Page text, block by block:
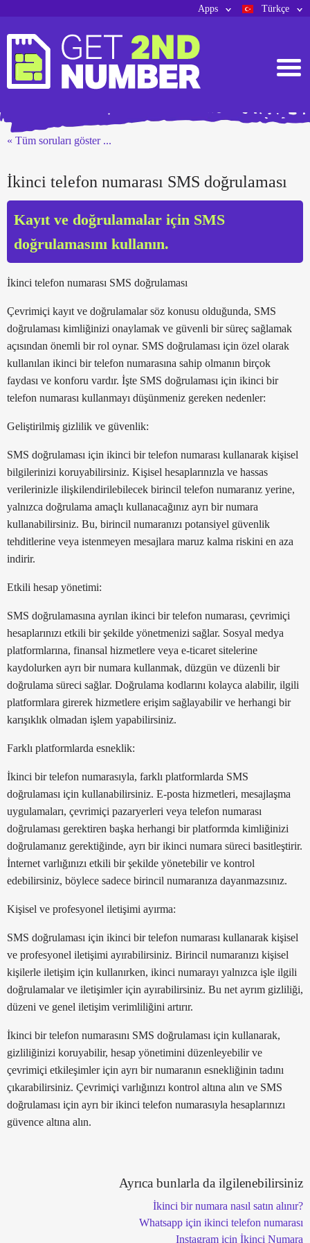
Türkçe
Apps
« Tüm soruları göster ...
İkinci telefon numarası SMS doğrulaması
Kayıt ve doğrulamalar için SMS
doğrulamasını kullanın.
İkinci telefon numarası SMS doğrulaması
Çevrimiçi kayıt ve doğrulamalar söz konusu olduğunda, SMS
doğrulaması kimliğinizi onaylamak ve güvenli bir süreç sağlamak
açısından önemli bir rol oynar. SMS doğrulaması için özel olarak
kullanılan ikinci bir telefon numarasına sahip olmanın birçok
faydası ve konforu vardır. İşte SMS doğrulaması için ikinci bir
telefon numarası kullanmayı düşünmeniz gereken nedenler:
Geliştirilmiş gizlilik ve güvenlik:
SMS doğrulaması için ikinci bir telefon numarası kullanarak kişisel
bilgilerinizi koruyabilirsiniz. Kişisel hesaplarınızla ve hassas
verilerinizle ilişkilendirilebilecek birincil telefon numaranız yerine,
yalnızca doğrulama amaçlı kullanacağınız ayrı bir numara
kullanabilirsiniz. Bu, birincil numaranızı potansiyel güvenlik
tehditlerine veya istenmeyen mesajlara maruz kalma riskini en aza
indirir.
Etkili hesap yönetimi:
SMS doğrulamasına ayrılan ikinci bir telefon numarası, çevrimiçi
hesaplarınızı etkili bir şekilde yönetmenizi sağlar. Sosyal medya
platformlarına, finansal hizmetlere veya e-ticaret sitelerine
kaydolurken ayrı bir numara kullanmak, düzgün ve düzenli bir
doğrulama süreci sağlar. Doğrulama kodlarını kolayca alabilir, ilgili
platformlara girerek hizmetlere erişim sağlayabilir ve herhangi bir
karışıklık olmadan işlem yapabilirsiniz.
Farklı platformlarda esneklik:
İkinci bir telefon numarasıyla, farklı platformlarda SMS
doğrulaması için kullanabilirsiniz. E-posta hizmetleri, mesajlaşma
uygulamaları, çevrimiçi pazaryerleri veya telefon numarası
doğrulaması gerektiren başka herhangi bir platformda kimliğinizi
doğrulamanız gerektiğinde, ayrı bir ikinci numara süreci basitleştirir.
İnternet varlığınızı etkili bir şekilde yönetebilir ve kontrol
edebilirsiniz, böylece sadece birincil numaranıza dayanmazsınız.
Kişisel ve profesyonel iletişimi ayırma:
SMS doğrulaması için ikinci bir telefon numarası kullanarak kişisel
ve profesyonel iletişimi ayırabilirsiniz. Birincil numaranızı kişisel
kişilerle iletişim için kullanırken, ikinci numarayı yalnızca işle ilgili
doğrulamalar ve iletişimler için ayırabilirsiniz. Bu net ayrım gizliliği,
düzeni ve genel iletişim verimliliğini artırır.
İkinci bir telefon numarasını SMS doğrulaması için kullanarak,
gizliliğinizi koruyabilir, hesap yönetimini düzenleyebilir ve
çevrimiçi etkileşimler için ayrı bir numaranın esnekliğinin tadını
çıkarabilirsiniz. Çevrimiçi varlığınızı kontrol altına alın ve SMS
doğrulaması için ayrı bir ikinci telefon numarasıyla hesaplarınızı
güvence altına alın.
Ayrıca bunlarla da ilgilenebilirsiniz
İkinci bir numara nasıl satın alınır?
Whatsapp için ikinci telefon numarası
Instagram için İkinci Numara